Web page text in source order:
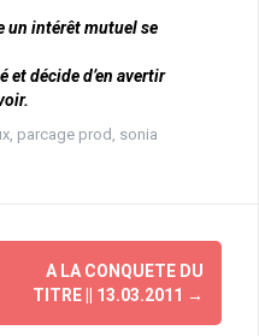
un intérêt mutuel se
et décide d’en avertir
, parcage prod , sonia
A LA CONQUETE DU
TITRE || 13.03.2011 →